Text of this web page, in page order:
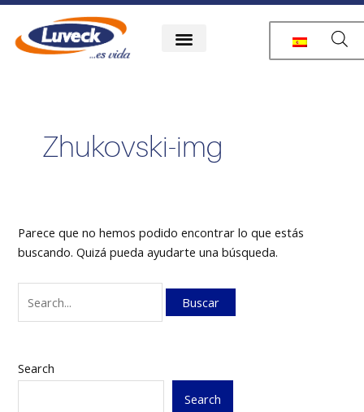
Ir
contenido
Zhukovski-img
Parece que no hemos podido encontrar lo que estás
buscando. Quizá pueda ayudarte una búsqueda.
Buscar
por:
Search
Search